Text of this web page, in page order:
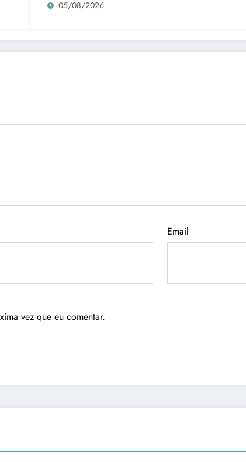
05/08/2026
Email
vez que eu comentar.